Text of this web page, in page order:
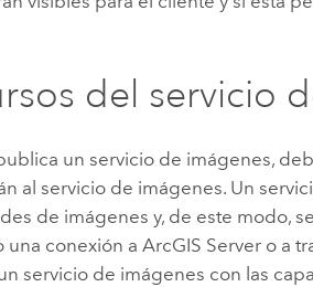
del servicio
un servicio de imágenes,
al servicio de imágenes. Un
de imágenes y, de este modo,
una conexión aArcGIS Server o a
servicio de imágenes con las